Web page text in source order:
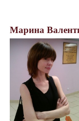
Марина